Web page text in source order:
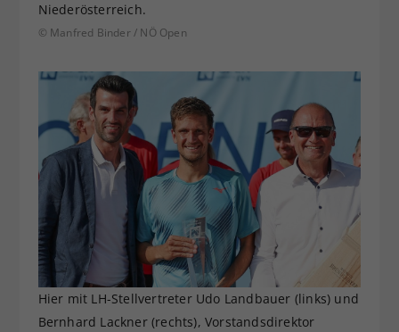
Niederösterreich.
© Manfred Binder / NÖ Open
Hier mit LH-Stellvertreter Udo Landbauer (links) und
Bernhard Lackner (rechts), Vorstandsdirektor